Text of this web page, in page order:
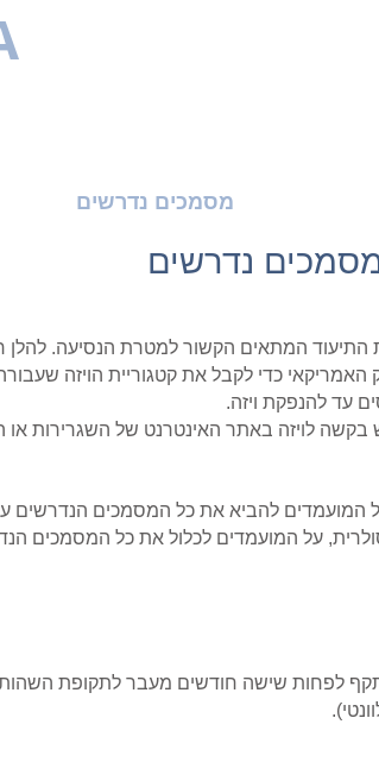
מסמכים נדרשים
נדרשים
התיעוד המתאים הקשור למטרת הנסיעה.
כדי לקבל את קטגוריית הויזה
עד להנפקת ויזה.
בקשה לויזה באתר האינטרנט של השגרירות
על המועמדים לכלול את כל המסמכים
תקף לפחות שישה חודשים מעבר לתקופת